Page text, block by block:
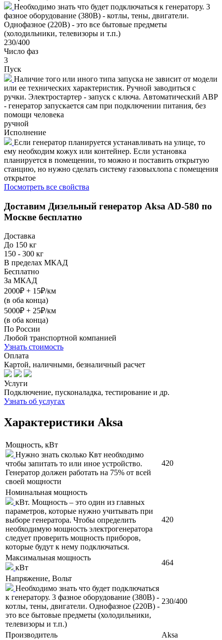
Необходимо знать что будет подключаться к генератору. 3
фазное оборудование (380В) - котлы, тены, двигатели.
Однофазное (220В) - это все бытовые предметы
(холодильники, телевизоры и т.п.)
230/400
Число фаз
3
Пуск
Наличие того или иного типа запуска не зависит от модели
или ее технических характеристик. Ручной заводиться с
ручки. Электростартер - запуск с ключа. Автоматический АВР
- генератор запускается сам при подключении питания, без
помощи человека
ручной
Исполнение
Если генератор планируется устанавливать на улице, то
ему необходим кожух или контейнер. Если установка
планируется в помещении, то можно и поставить открытую
станцию, но нужно сделать систему газовыхлопа с помещения
открытое
Посмотреть все свойства
Доставим Дизельный генератор Aksa AD-580 по
Москве бесплатно
Доставка
До 150 кг
150 - 300 кг
В пределах МКАД
Бесплатно
За МКАД
2000₽ + 15₽/км
(в оба конца)
5000₽ + 25₽/км
(в оба конца)
По России
Любой транспортной компанией
Узнать стоимость
Оплата
Картой, наличными, безналичный расчет
Услуги
Подключение, пусконаладка, тестирование и др.
Узнать об услугах
Характеристики Aksa
Мощность, кВт
Нужно знать сколько Квт необходимо
чтобы запитать то или иное устройство.
Генератор должен работать на 75% от всей
своей мощности
420
Номинальная мощность
кВт. Мощность – это один из главных
параметров, которые нужно учитывать при
выборе генератора. Чтобы определить
необходимую мощность электрогенератора
следует проверить мощность приборов,
которые будут к нему подключаться.
420
Максимальная мощность
кВт
464
Напряжение, Вольт
Необходимо знать что будет подключаться
к генератору. 3 фазное оборудование (380В) -
котлы, тены, двигатели. Однофазное (220В) -
это все бытовые предметы (холодильники,
телевизоры и т.п.)
230/400
Производитель
Aksa